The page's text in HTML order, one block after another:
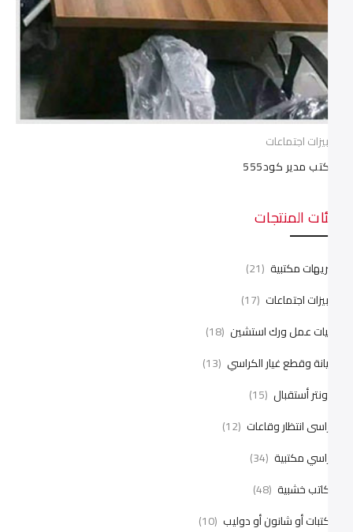
ترابيزات اجتماعات
مكتب مدير كود555
فئات المنتجات
انتريهات مكتبية (21)
ترابيزات اجتماعات (17)
خليات عمل ورك استشين (18)
صيانة وقطع غيار الكراسي (13)
كاونتر أستقبال (15)
كراسى انتظار وقاعات (12)
كراسي مكتبية (34)
مكاتب خشبية (48)
مكتبات أو شانون أو دوليب (10)